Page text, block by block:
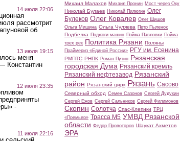
14 июля 22:06
рассмотрит
об
13 июля 19:15
меня
Константин
12 июля 23:35
-
11 июля 22:16
Михаил Малахов Михаил Пронин Мост через Оку
Николай Булаев Николай Пилюгин Олег
Булеков Олег Ковалев Олег Шишов
Ольга Мишина Ольга Чуляева Петр Пыленок
Подбелка Поджоги машин Пойма Павловки Пойма
трех рек Политика Рязани Поляны
Праймериз «Единой России» РГУ им. Есенина
РМПТС РНПК Роман Путин Рязанская
городская Дума Рязанский кремль
Рязанский нефтезавод Рязанский
район Рязанский цирк Рязань Сасово
Северный обход Семен Сазонов Сергей Дудукин
Сергей Ежов Сергей Сальников Сергей Филимонов
Скопин Солотча Спас-Клепики ТРЦ
«Премьер» Трасса М5 УМВД Рязанской
области Федор Провоторов Шаукат Ахметов
ЭРА